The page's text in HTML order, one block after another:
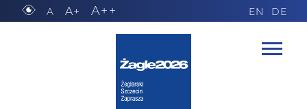
A A+ A++ EN DE